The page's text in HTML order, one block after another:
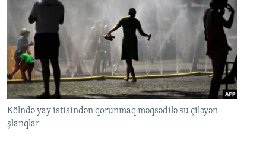
Kölndə yay istisindən qorunmaq məqsədilə su çiləyən
şlanqlar